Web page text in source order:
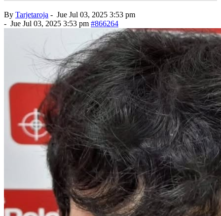
By Tarjetaroja - Jue Jul 03, 2025 3:53 pm
- Jue Jul 03, 2025 3:53 pm #866264